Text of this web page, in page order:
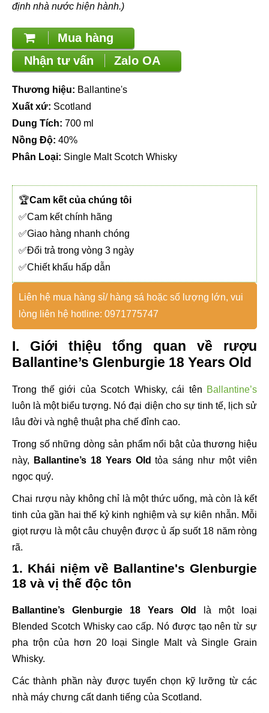
định nhà nước hiện hành.)
Mua hàng
Nhận tư vấn
Zalo OA
Thương hiệu: Ballantine's
Xuất xứ: Scotland
Dung Tích: 700 ml
Nồng Độ: 40%
Phân Loại: Single Malt Scotch Whisky
🏆Cam kết của chúng tôi
✅Cam kết chính hãng
✅Giao hàng nhanh chóng
✅Đổi trả trong vòng 3 ngày
✅Chiết khấu hấp dẫn
Liên hệ mua hàng sỉ/ hàng sá hoặc số lượng lớn, vui
lòng liên hệ hotline: 0971775747
I. Giới thiệu tổng quan về rượu
Ballantine’s Glenburgie 18 Years Old
Trong thế giới của Scotch Whisky, cái tên Ballantine’s
luôn là một biểu tượng. Nó đại diện cho sự tinh tế, lịch sử
lâu đời và nghệ thuật pha chế đỉnh cao.
Trong số những dòng sản phẩm nổi bật của thương hiệu
này,
Ballantine’s 18 Years Old tỏa sáng như một viên
ngọc quý.
Chai rượu này không chỉ là một thức uống, mà còn là kết
tinh của gần hai thế kỷ kinh nghiệm và sự kiên nhẫn. Mỗi
giọt rượu là một câu chuyện được ủ ấp suốt 18 năm ròng
rã.
1. Khái niệm về Ballantine's Glenburgie
18 và vị thế độc tôn
Ballantine’s Glenburgie 18 Years Old
là một loại
Blended Scotch Whisky cao cấp. Nó được tạo nên từ sự
pha trộn của hơn 20 loại Single Malt và Single Grain
Whisky.
Các thành phần này được tuyển chọn kỹ lưỡng từ các
nhà máy chưng cất danh tiếng của Scotland.